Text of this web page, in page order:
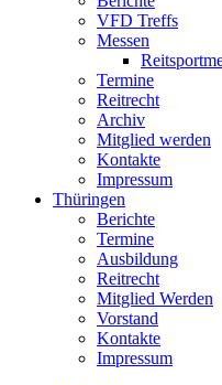
VFD Treffs
Messen
Termine
Reitrecht
Archiv
Mitglied werden
Kontakte
Impressum
Thüringen
Berichte
Termine
Ausbildung
Reitrecht
Mitglied Werden
Vorstand
Kontakte
Impressum